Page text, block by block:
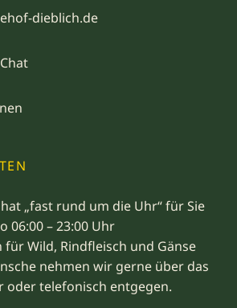
dieblich.de
„fast rund um die Uhr“ für Sie
06:00 – 23:00 Uhr
Wild, Rindfleisch und Gänse
nehmen wir gerne über das
oder telefonisch entgegen.